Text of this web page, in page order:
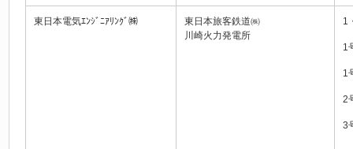
東日本電気ｴﾝｼﾞﾆｱﾘﾝｸﾞ㈱
東日本旅客鉄道㈱
川崎火力発電所
1
1
1
2
3